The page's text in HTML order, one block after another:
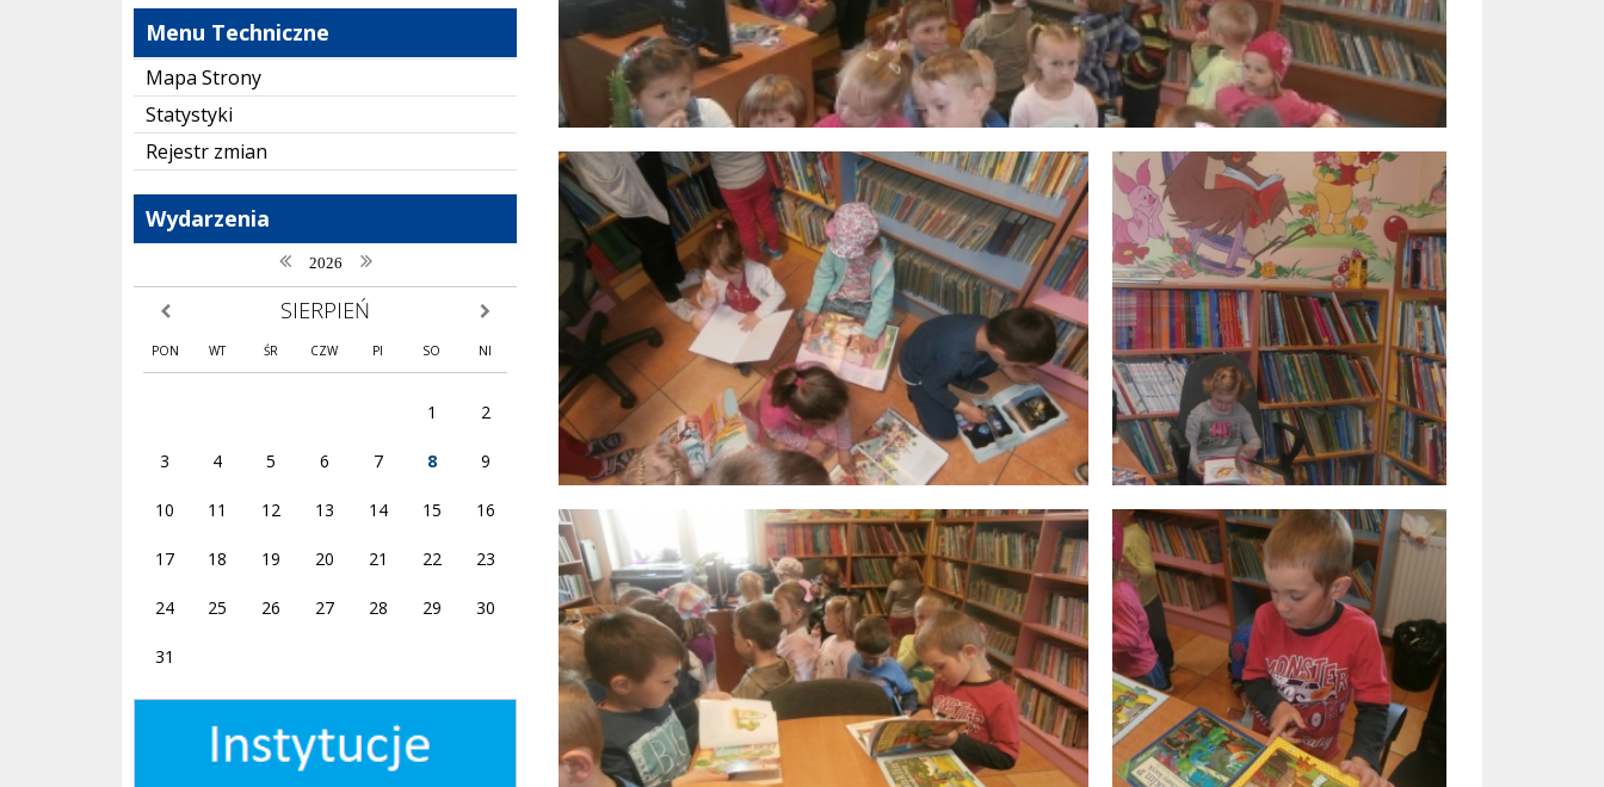
Menu Techniczne
Mapa Strony
Statystyki
Rejestr zmian
Wydarzenia
poprzedni rok
2026 następny rok
poprzedni miesiąc SIERPIEŃ następny miesiąc
PON WT ŚR CZW PI SO NI
1 2
3 4 5 6 7 8 9
10 11 12 13 14 15 16
17 18 19 20 21 22 23
24 25 26 27 28 29 30
31
Instytucje wspierające